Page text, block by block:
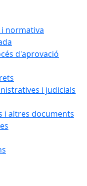
normativa
d'aprovació
i judicials
i altres documents